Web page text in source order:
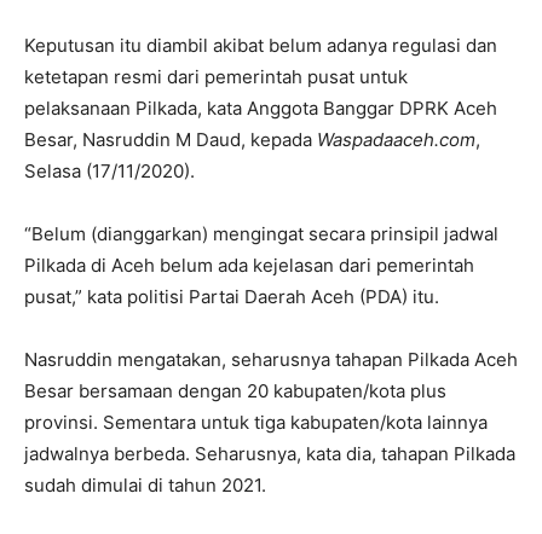
Keputusan itu diambil akibat belum adanya regulasi dan
ketetapan resmi dari pemerintah pusat untuk
pelaksanaan Pilkada, kata Anggota Banggar DPRK Aceh
Besar, Nasruddin M Daud, kepada Waspadaaceh.com,
Selasa (17/11/2020).
“Belum (dianggarkan) mengingat secara prinsipil jadwal
Pilkada di Aceh belum ada kejelasan dari pemerintah
pusat,” kata politisi Partai Daerah Aceh (PDA) itu.
Nasruddin mengatakan, seharusnya tahapan Pilkada Aceh
Besar bersamaan dengan 20 kabupaten/kota plus
provinsi. Sementara untuk tiga kabupaten/kota lainnya
jadwalnya berbeda. Seharusnya, kata dia, tahapan Pilkada
sudah dimulai di tahun 2021.